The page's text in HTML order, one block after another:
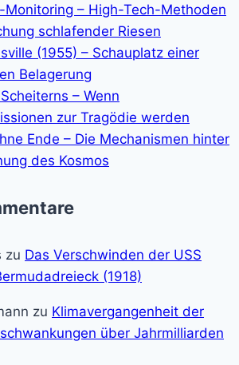
Monitoring – High-Tech-Methoden
schlafender Riesen
(1955) – Schauplatz einer
Belagerung
– Wenn
zur Tragödie werden
Ende – Die Mechanismen hinter
des Kosmos
zu Das Verschwinden der USS
(1918)
zu Klimavergangenheit der
über Jahrmilliarden